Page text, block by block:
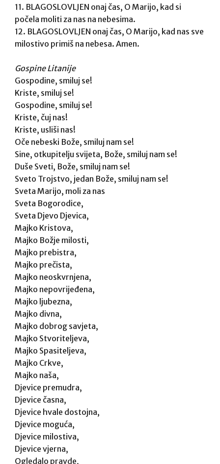
11. BLAGOSLOVLJEN onaj čas, O Marijo, kad si
počela moliti za nas na nebesima.
12. BLAGOSLOVLJEN onaj čas, O Marijo, kad nas sve
milostivo primiš na nebesa. Amen.
Gospine Litanije
Gospodine, smiluj se!
Kriste, smiluj se!
Gospodine, smiluj se!
Kriste, čuj nas!
Kriste, usliši nas!
Oče nebeski Bože, smiluj nam se!
Sine, otkupitelju svijeta, Bože, smiluj nam se!
Duše Sveti, Bože, smiluj nam se!
Sveto Trojstvo, jedan Bože, smiluj nam se!
Sveta Marijo, moli za nas
Sveta Bogorodice,
Sveta Djevo Djevica,
Majko Kristova,
Majko Božje milosti,
Majko prebistra,
Majko prečista,
Majko neoskvrnjena,
Majko nepovrijeđena,
Majko ljubezna,
Majko divna,
Majko dobrog savjeta,
Majko Stvoriteljeva,
Majko Spasiteljeva,
Majko Crkve,
Majko naša,
Djevice premudra,
Djevice časna,
Djevice hvale dostojna,
Djevice moguća,
Djevice milostiva,
Djevice vjerna,
Ogledalo pravde,